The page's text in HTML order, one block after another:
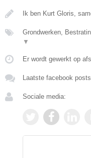
Ik ben Kurt Gloris,
Grondwerken,
▼
Er wordt gewerkt op
Laatste facebook posts
Sociale media: